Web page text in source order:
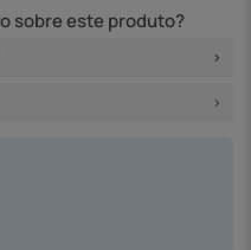
sobre este produto?